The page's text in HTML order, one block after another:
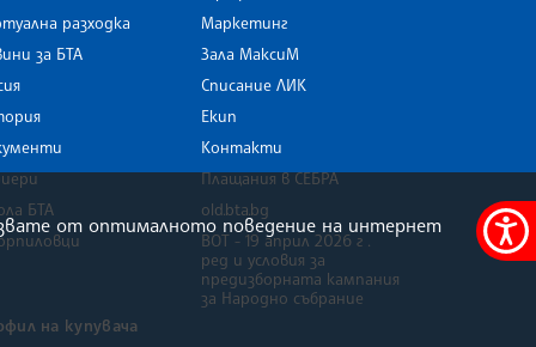
Меню
разходка
за БТА
БТА
Маркетинг
Зала МаксиМ
Списание ЛИК
Екип
Контакти
Плащания в СЕБРА
old.bta.bg
ВОТ - 19 април 2026 г .
ред и условия за
предизборната кампания
за Народно събрание
на купувача
от оптималното поведение на интернет